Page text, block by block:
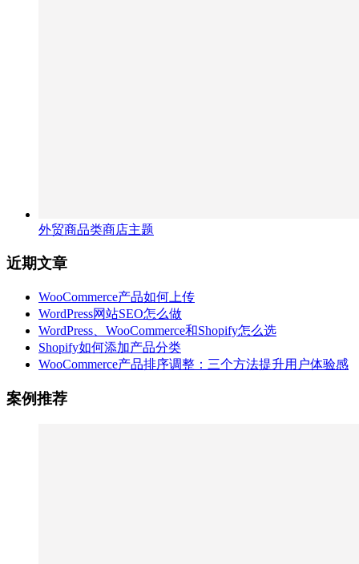
外贸商品类商店主题
近期文章
WooCommerce产品如何上传
WordPress网站SEO怎么做
WordPress、WooCommerce和Shopify怎么选
Shopify如何添加产品分类
WooCommerce产品排序调整：三个方法提升用户体验感
案例推荐